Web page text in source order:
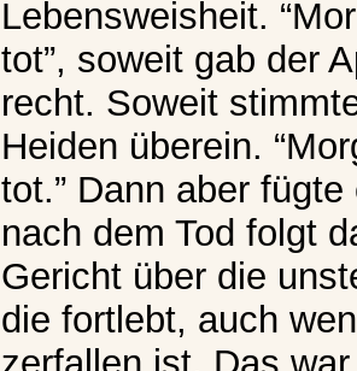
Lebensweisheit.
tot”, soweit gab der
recht. Soweit
Heiden überein.
tot.” Dann aber fügte
nach dem Tod folgt
Gericht über die
die fortlebt, auch